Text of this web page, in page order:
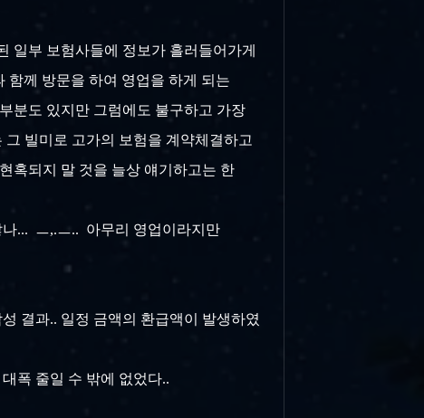
일부 보험사들에 정보가 흘러들어가게
께 방문을 하여 영업을 하게 되는
분도 있지만 그럼에도 불구하고 가장
빌미로 고가의 보험을 계약체결하고
혹되지 말 것을 늘상 얘기하고는 한
... ㅡ,.ㅡ.. 아무리 영업이라지만
결과.. 일정 금액의 환급액이 발생하였
폭 줄일 수 밖에 없었다..